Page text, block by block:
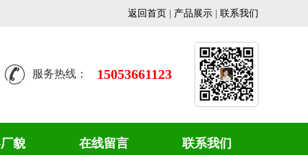
返回首页 产品展示 联系我们
服务热线： 15053661123
貌 在线留言 联系我们